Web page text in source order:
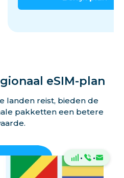
eSIM-plan
landen reist, bieden de
pakketten een betere
· ·